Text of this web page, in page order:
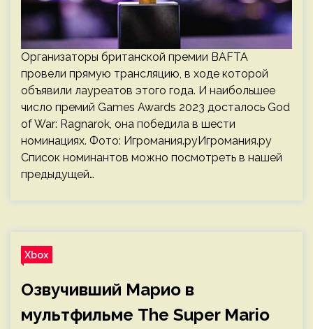
Организаторы британской премии BAFTA
провели прямую трансляцию, в ходе которой
объявили лауреатов этого года. И наибольшее
число премий Games Awards 2023 досталось God
of War: Ragnarok, она победила в шести
номинациях. Фото: Игромания.руИгромания.ру
Список номинантов можно посмотреть в нашей
предыдущей…
Xbox
Озвучивший Марио в
мультфильме The Super Mario